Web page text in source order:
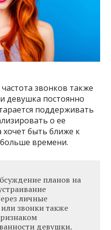
звонков также
девушка постоянно
поддерживать
о ее
хочет быть ближе к
времени.
планов на
личные
звонки также
девушки.